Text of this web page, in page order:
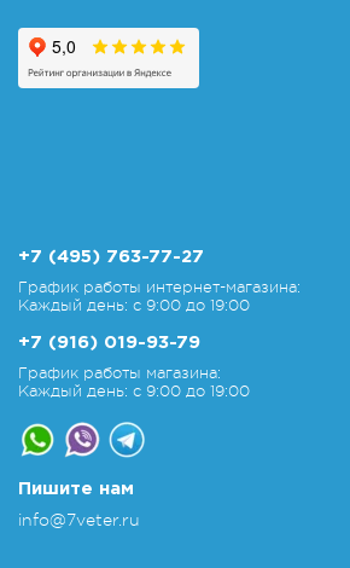
+7 (495) 763-77-27
График работы интернет-магазина:
Каждый день: с 9:00 до 19:00
+7 (916) 019-93-79
График работы магазина:
Каждый день: с 9:00 до 19:00
Пишите нам
info@7veter.ru